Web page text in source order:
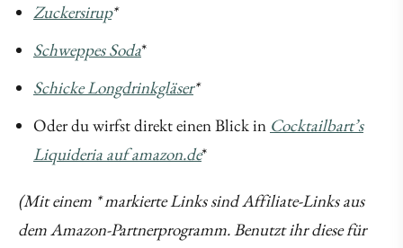
Zuckersirup*
Schweppes Soda*
Schicke Longdrinkgläser*
Oder du wirfst direkt einen Blick in Cocktailbart’s
Liquideria auf amazon.de*
(Mit einem * markierte Links sind Affiliate-Links aus
dem Amazon-Partnerprogramm. Benutzt ihr diese für